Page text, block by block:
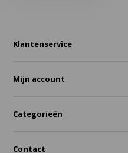
Klantenservice
Mijn account
Categorieën
Contact